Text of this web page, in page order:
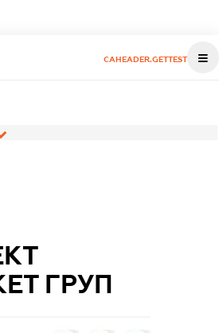
CAHEADER.GETTEST
ГРУП